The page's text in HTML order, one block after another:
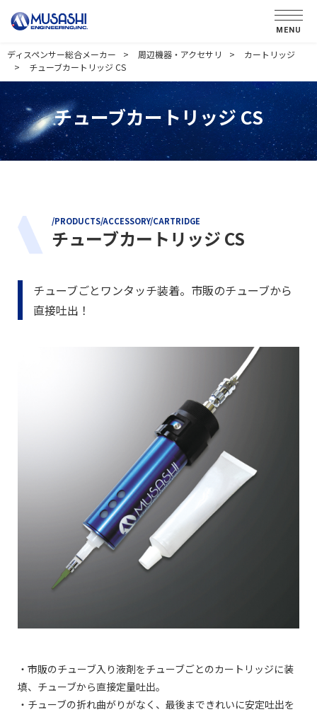
MENU
ディスペンサー総合メーカー 周辺機器・アクセサリ
カートリッジ
チューブカートリッジ CS
チューブカートリッジ CS
/PRODUCTS/ACCESSORY/CARTRIDGE
チューブカートリッジ CS
チューブごとワンタッチ装着。市販のチューブから
直接吐出！
・市販のチューブ入り液剤をチューブごとのカートリッジに装
填、チューブから直接定量吐出。
・チューブの折れ曲がりがなく、最後まできれいに安定吐出を